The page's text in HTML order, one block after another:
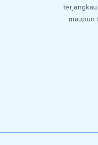
maupun